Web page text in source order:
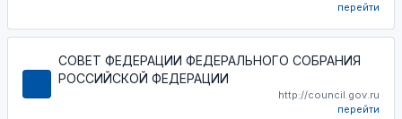
перейти
СОВЕТ ФЕДЕРАЦИИ ФЕДЕРАЛЬНОГО СОБРАНИЯ
РОССИЙСКОЙ ФЕДЕРАЦИИ
http://council.gov.ru
перейти